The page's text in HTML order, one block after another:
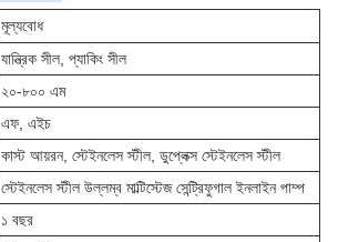
মূল্যবোধ
যান্ত্রিক সীল, প্যাকিং সীল
২০-৮০০ এম
এফ, এইচ
কাস্ট আয়রন, স্টেইনলেস স্টীল, ডুপ্লেক্স স্টেইনলেস স্টীল
স্টেইনলেস স্টীল উল্লম্ব মাল্টিস্টেজ সেন্ট্রিফুগাল ইনলাইন পাম্প
১ বছর